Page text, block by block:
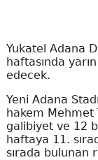
Yukatel Adana
haftasında
edecek.
Yeni Adana
hakem Mehmet
galibiyet ve 12
haftaya 11.
sırada bulunan